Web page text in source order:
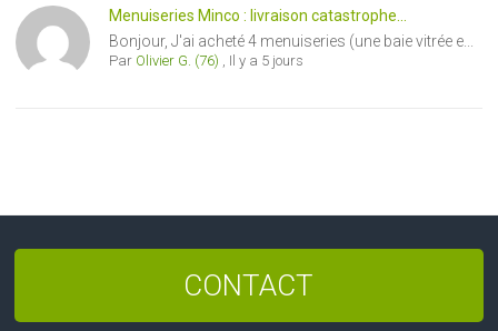
Menuiseries Minco : livraison catastrophe...
Bonjour, J'ai acheté 4 menuiseries (une baie vitrée e...
Par Olivier G. (76) , Il y a 5 jours
CONTACT